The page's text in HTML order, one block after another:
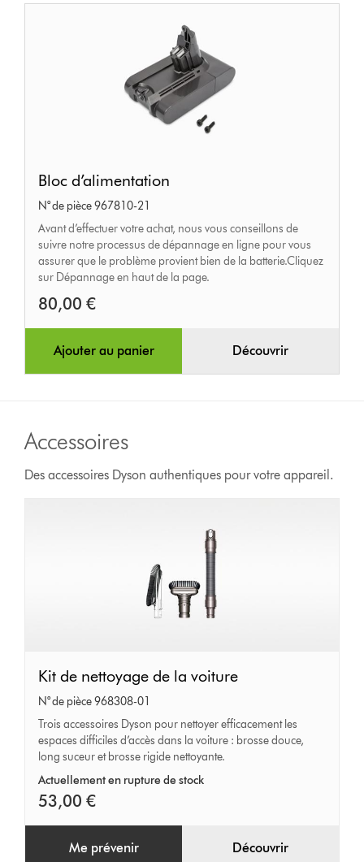
d’alimentation
Bloc d’alimentation
N° de pièce 967810-21
Avant d’effectuer votre achat, nous vous conseillons de
suivre notre processus de dépannage en ligne pour vous
assurer que le problème provient bien de la batterie.Cliquez
sur Dépannage en haut de la page.
80,00 €
Ajouter au panier Découvrir
Accessoires
Des accessoires Dyson authentiques pour votre appareil.
Kit
de
nettoyage
de
la
voiture
Kit de nettoyage de la voiture
N° de pièce 968308-01
Trois accessoires Dyson pour nettoyer efficacement les
espaces difficiles d’accès dans la voiture : brosse douce,
long suceur et brosse rigide nettoyante.
Actuellement en rupture de stock
53,00 €
Me prévenir Découvrir